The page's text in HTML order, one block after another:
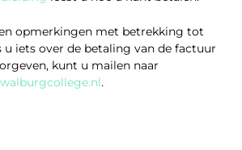
opmerkingen met betrekking tot
u iets over de betaling van de factuur
kunt u mailen naar
.